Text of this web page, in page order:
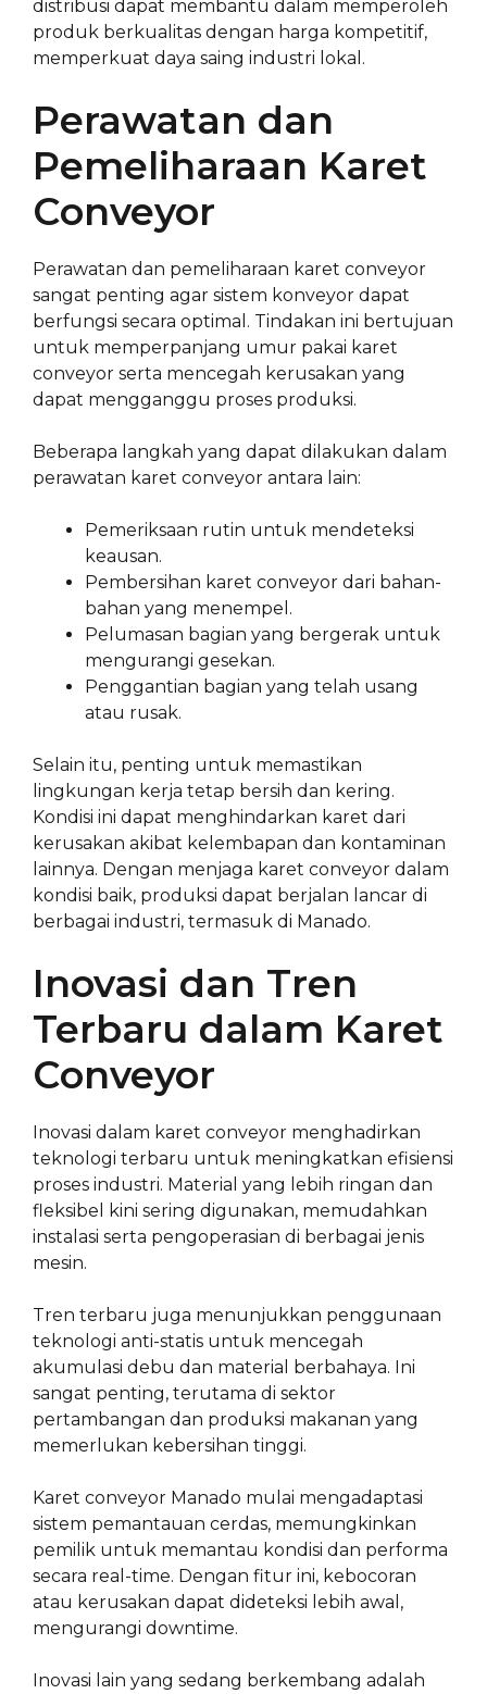
distribusi dapat membantu dalam memperoleh
produk berkualitas dengan harga kompetitif,
memperkuat daya saing industri lokal.
Perawatan dan
Pemeliharaan Karet
Conveyor
Perawatan dan pemeliharaan karet conveyor
sangat penting agar sistem konveyor dapat
berfungsi secara optimal. Tindakan ini bertujuan
untuk memperpanjang umur pakai karet
conveyor serta mencegah kerusakan yang
dapat mengganggu proses produksi.
Beberapa langkah yang dapat dilakukan dalam
perawatan karet conveyor antara lain:
Pemeriksaan rutin untuk mendeteksi
keausan.
Pembersihan karet conveyor dari bahan-
bahan yang menempel.
Pelumasan bagian yang bergerak untuk
mengurangi gesekan.
Penggantian bagian yang telah usang
atau rusak.
Selain itu, penting untuk memastikan
lingkungan kerja tetap bersih dan kering.
Kondisi ini dapat menghindarkan karet dari
kerusakan akibat kelembapan dan kontaminan
lainnya. Dengan menjaga karet conveyor dalam
kondisi baik, produksi dapat berjalan lancar di
berbagai industri, termasuk di Manado.
Inovasi dan Tren
Terbaru dalam Karet
Conveyor
Inovasi dalam karet conveyor menghadirkan
teknologi terbaru untuk meningkatkan efisiensi
proses industri. Material yang lebih ringan dan
fleksibel kini sering digunakan, memudahkan
instalasi serta pengoperasian di berbagai jenis
mesin.
Tren terbaru juga menunjukkan penggunaan
teknologi anti-statis untuk mencegah
akumulasi debu dan material berbahaya. Ini
sangat penting, terutama di sektor
pertambangan dan produksi makanan yang
memerlukan kebersihan tinggi.
Karet conveyor Manado mulai mengadaptasi
sistem pemantauan cerdas, memungkinkan
pemilik untuk memantau kondisi dan performa
secara real-time. Dengan fitur ini, kebocoran
atau kerusakan dapat dideteksi lebih awal,
mengurangi downtime.
Inovasi lain yang sedang berkembang adalah